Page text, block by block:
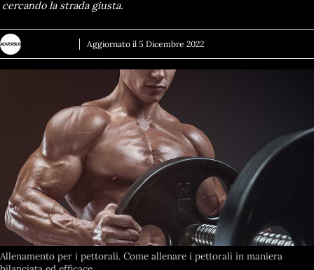
cercando la strada giusta.
Aggiornato il 5 Dicembre 2022
Allenamento per i pettorali. Come allenare i pettorali in maniera